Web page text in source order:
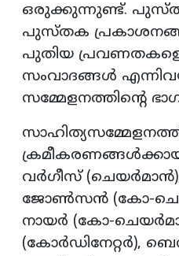
ഒരുക്കുന്നുണ്ട്.
പുസ്തക
പുതിയ
സംവാദങ്ങള്‍
സമ്മേളനത്തിന്റെ
വര്‍ഗീസ്
ജോണ്‍സന്‍ (കോ-
നായര്‍ (കോ-
(കോര്‍ഡിനേറ്റര്‍),